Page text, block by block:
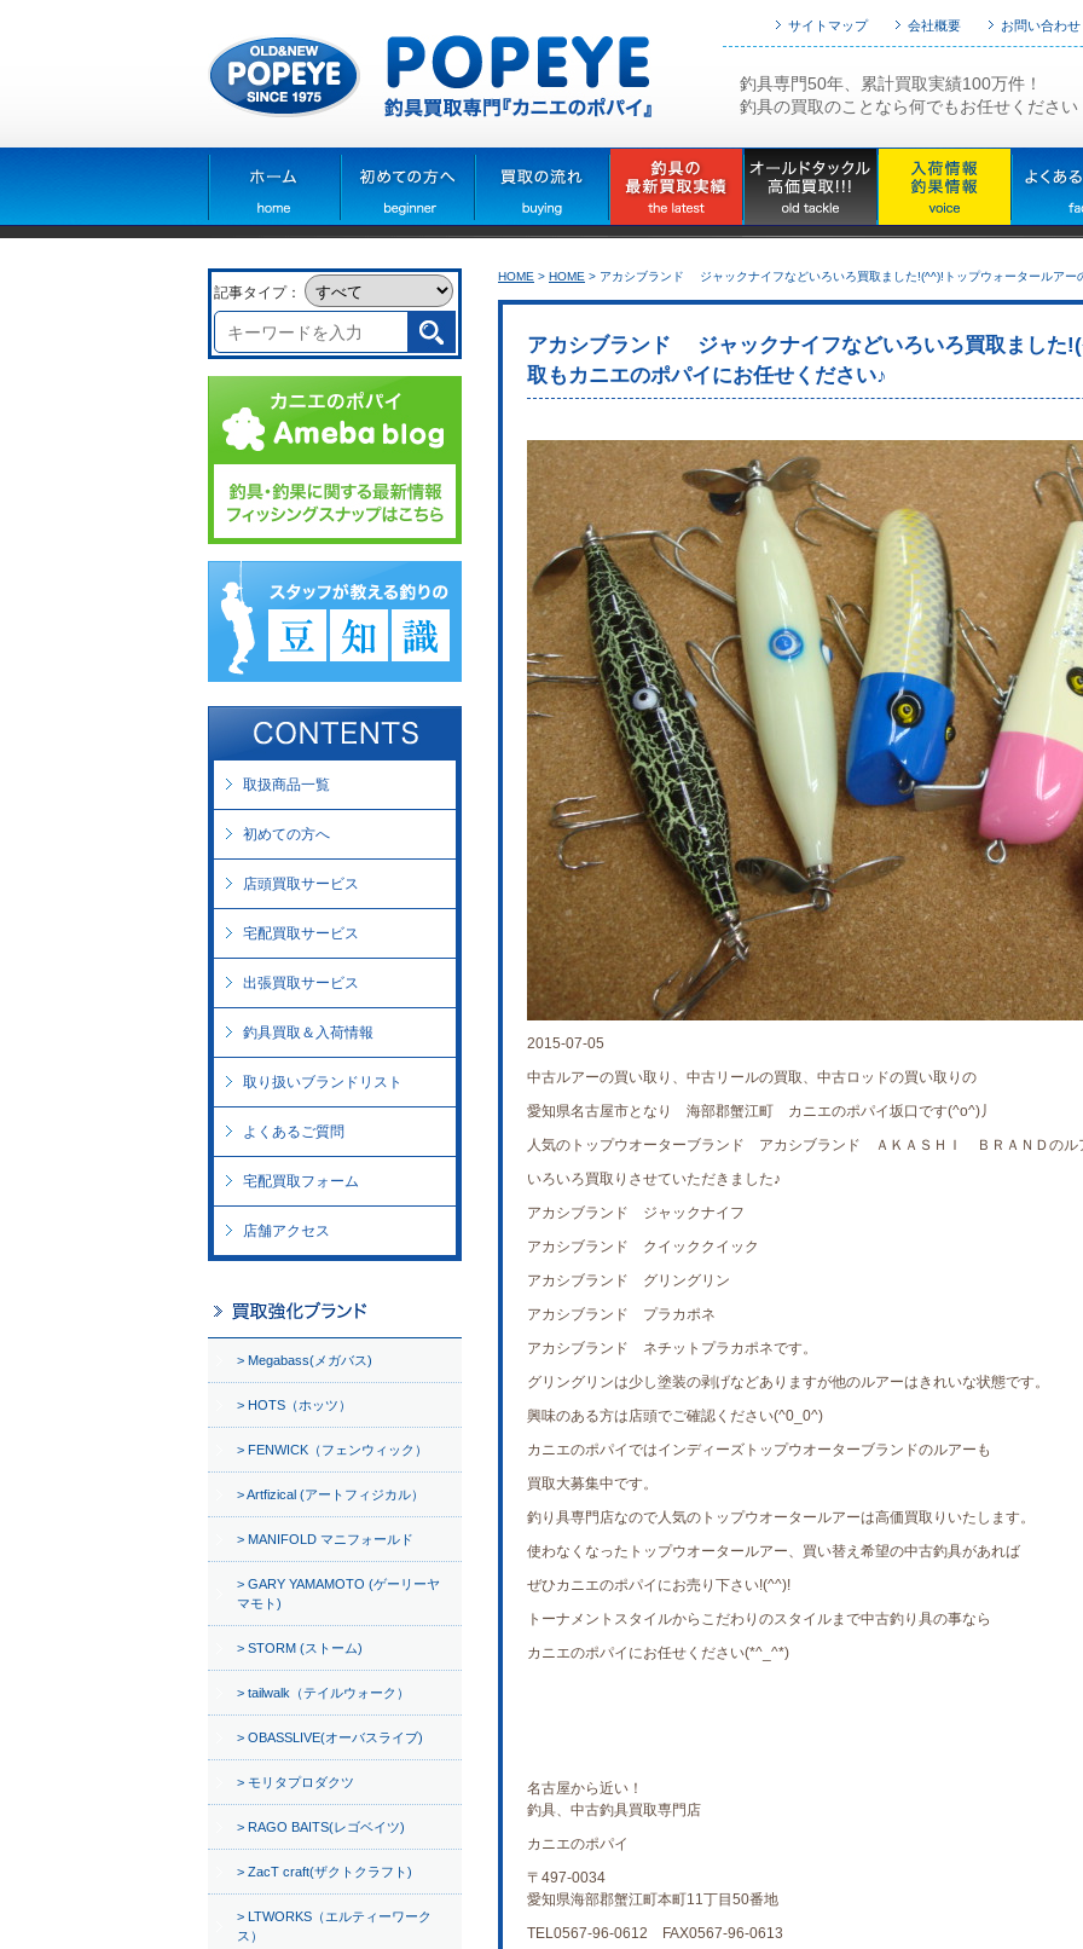
サイトマップ 会社概要 お問い合わせ
釣具専門50年、累計買取実績100万件！
釣具の買取のことなら何でもお任せください
HOME > HOME > アカシブランド ジャックナイフなどいろいろ買取ました!(^^)!トップウォータールアー
アカシブランド ジャックナイフなどいろいろ買取ました
取もカニエのポパイにお任せください♪
2015-07-05
中古ルアーの買い取り、中古リールの買取、中古ロッドの買い取りの
愛知県名古屋市となり 海部郡蟹江町 カニエのポパイ坂口です(^o^)丿
人気のトップウオーターブランド アカシブランド ＡＫＡＳＨＩ ＢＲＡＮＤのル
いろいろ買取りさせていただきました♪
アカシブランド ジャックナイフ
アカシブランド クイッククイック
アカシブランド グリングリン
アカシブランド プラカポネ
アカシブランド ネチットプラカポネです。
グリングリンは少し塗装の剥げなどありますが他のルアーはきれいな状態です。
興味のある方は店頭でご確認ください(^0_0^)
カニエのポパイではインディーズトップウオーターブランドのルアーも
買取大募集中です。
釣り具専門店なので人気のトップウオータールアーは高価買取りいたします。
使わなくなったトップウオータールアー、買い替え希望の中古釣具があれば
ぜひカニエのポパイにお売り下さい!(^^)!
トーナメントスタイルからこだわりのスタイルまで中古釣り具の事なら
カニエのポパイにお任せください(*^_^*)
名古屋から近い！
釣具、中古釣具買取専門店
カニエのポパイ
〒497-0034
愛知県海部郡蟹江町本町11丁目50番地
TEL0567-96-0612 FAX0567-96-0613
記事タイプ：
取扱商品一覧
初めての方へ
店頭買取サービス
宅配買取サービス
出張買取サービス
釣具買取＆入荷情報
取り扱いブランドリスト
よくあるご質問
宅配買取フォーム
店舗アクセス
Megabass(メガバス)
HOTS（ホッツ）
FENWICK（フェンウィック）
Artfizical (アートフィジカル）
MANIFOLD マニフォールド
GARY YAMAMOTO (ゲーリーヤ
マモト)
STORM (ストーム)
tailwalk（テイルウォーク）
OBASSLIVE(オーバスライブ)
モリタプロダクツ
RAGO BAITS(レゴベイツ)
ZacT craft(ザクトクラフト)
LTWORKS（エルティーワーク
ス）